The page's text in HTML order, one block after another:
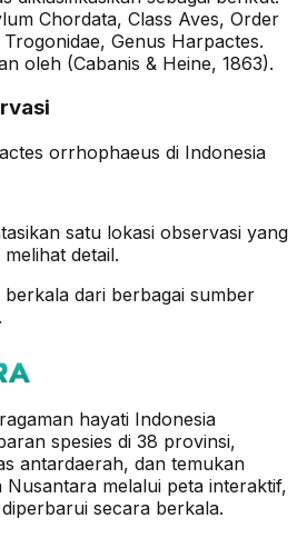
Chordata, Class Aves, Order
Genus Harpactes.
oleh (Cabanis & Heine, 1863).
orrhophaeus di Indonesia
satu lokasi observasi yang
detail.
dari berbagai sumber
hayati Indonesia
spesies di 38 provinsi,
antardaerah, dan temukan
melalui peta interaktif,
secara berkala.